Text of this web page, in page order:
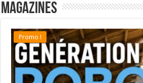
Magazines
Promo !